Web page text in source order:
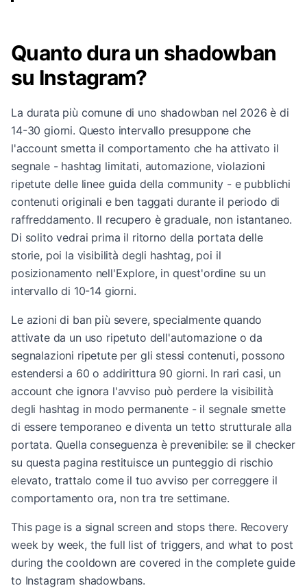
Quanto dura un shadowban
su Instagram?
La durata più comune di uno shadowban nel 2026 è di
14-30 giorni. Questo intervallo presuppone che
l'account smetta il comportamento che ha attivato il
segnale - hashtag limitati, automazione, violazioni
ripetute delle linee guida della community - e pubblichi
contenuti originali e ben taggati durante il periodo di
raffreddamento. Il recupero è graduale, non istantaneo.
Di solito vedrai prima il ritorno della portata delle
storie, poi la visibilità degli hashtag, poi il
posizionamento nell'Explore, in quest'ordine su un
intervallo di 10-14 giorni.
Le azioni di ban più severe, specialmente quando
attivate da un uso ripetuto dell'automazione o da
segnalazioni ripetute per gli stessi contenuti, possono
estendersi a 60 o addirittura 90 giorni. In rari casi, un
account che ignora l'avviso può perdere la visibilità
degli hashtag in modo permanente - il segnale smette
di essere temporaneo e diventa un tetto strutturale alla
portata. Quella conseguenza è prevenibile: se il checker
su questa pagina restituisce un punteggio di rischio
elevato, trattalo come il tuo avviso per correggere il
comportamento ora, non tra tre settimane.
This page is a signal screen and stops there. Recovery
week by week, the full list of triggers, and what to post
during the cooldown are covered in the complete guide
to Instagram shadowbans.